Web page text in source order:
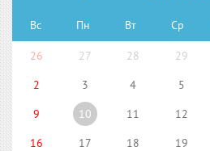
Вс Пн Вт Ср
26 27 28 29
2
3 4 5
9
10 11 12
16
17 18 19